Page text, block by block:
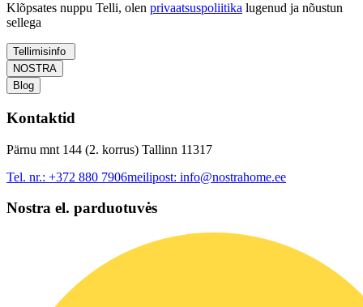
Klõpsates nuppu Telli, olen privaatsuspoliitika lugenud ja nõustun
sellega
Tellimisinfo
NOSTRA
Blog
Kontaktid
Pärnu mnt 144 (2. korrus) Tallinn 11317
Tel. nr.: +372 880 7906meilipost: info@nostrahome.ee
Nostra el. parduotuvės